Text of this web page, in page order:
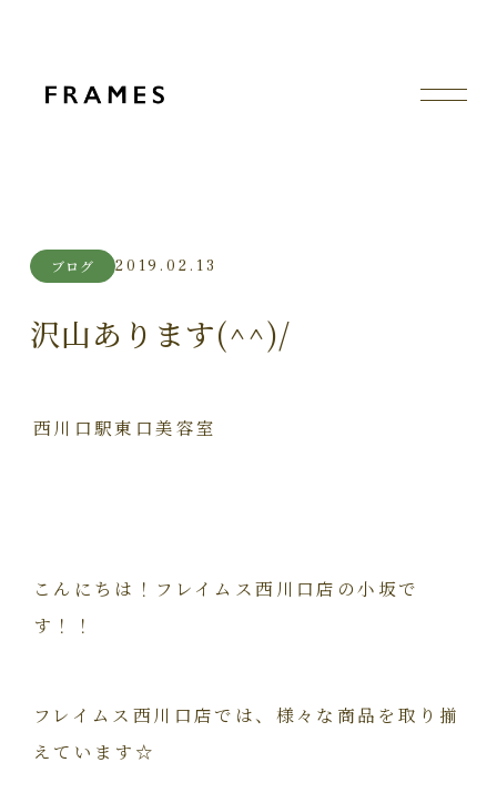
ブログ 2019.02.13
沢山あります(^^)/
西川口駅東口美容室
こんにちは！フレイムス西川口店の小坂で
す！！
フレイムス西川口店では、様々な商品を取り揃
えています☆